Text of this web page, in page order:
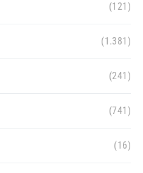
(121)
(1.381)
(241)
(741)
(16)